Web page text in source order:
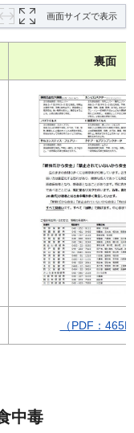
画面サイズで表示
裏面
（PDF：
中毒